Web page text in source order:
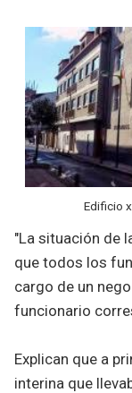
Edificio
"La situación de
que todos los
cargo de un
funcionario
Explican que a
interina que